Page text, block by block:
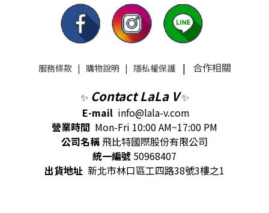
服務條款| 購物說明 | 隱私權保護| 合作相關
✨ Contact LaLa V✨
E-mail info@lala-v.com
營業時間 Mon-Fri 10:00 AM~17:00 PM
公司名稱飛比特國際股份有限公司
統一編號 50968407
出貨地址 新北市林口區工四路38號3樓之1